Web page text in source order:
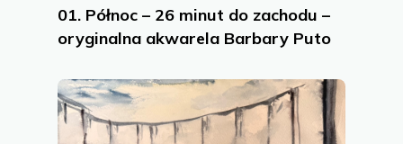
01. Północ – 26 minut do zachodu –
oryginalna akwarela Barbary Puto